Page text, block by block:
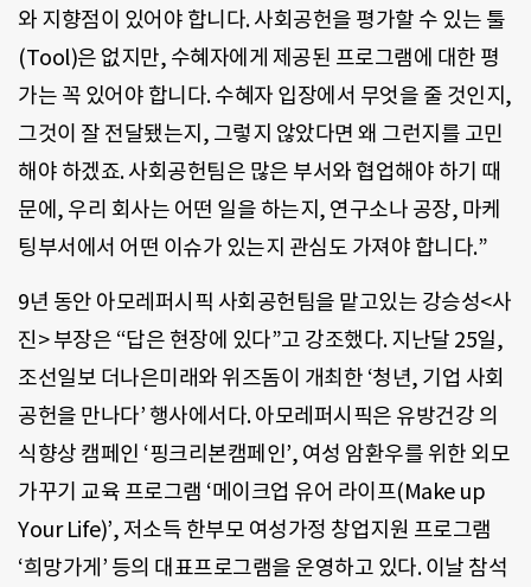
와 지향점이 있어야 합니다. 사회공헌을 평가할 수 있는 툴
(Tool)은 없지만, 수혜자에게 제공된 프로그램에 대한 평
가는 꼭 있어야 합니다. 수혜자 입장에서 무엇을 줄 것인지,
그것이 잘 전달됐는지, 그렇지 않았다면 왜 그런지를 고민
해야 하겠죠. 사회공헌팀은 많은 부서와 협업해야 하기 때
문에, 우리 회사는 어떤 일을 하는지, 연구소나 공장, 마케
팅부서에서 어떤 이슈가 있는지 관심도 가져야 합니다.”
9년 동안 아모레퍼시픽 사회공헌팀을 맡고있는 강승성<사
진> 부장은 “답은 현장에 있다”고 강조했다. 지난달 25일,
조선일보 더나은미래와 위즈돔이 개최한 ‘청년, 기업 사회
공헌을 만나다’ 행사에서다. 아모레퍼시픽은 유방건강 의
식향상 캠페인 ‘핑크리본캠페인’, 여성 암환우를 위한 외모
가꾸기 교육 프로그램 ‘메이크업 유어 라이프(Make up
Your Life)’, 저소득 한부모 여성가정 창업지원 프로그램
‘희망가게’ 등의 대표프로그램을 운영하고 있다. 이날 참석